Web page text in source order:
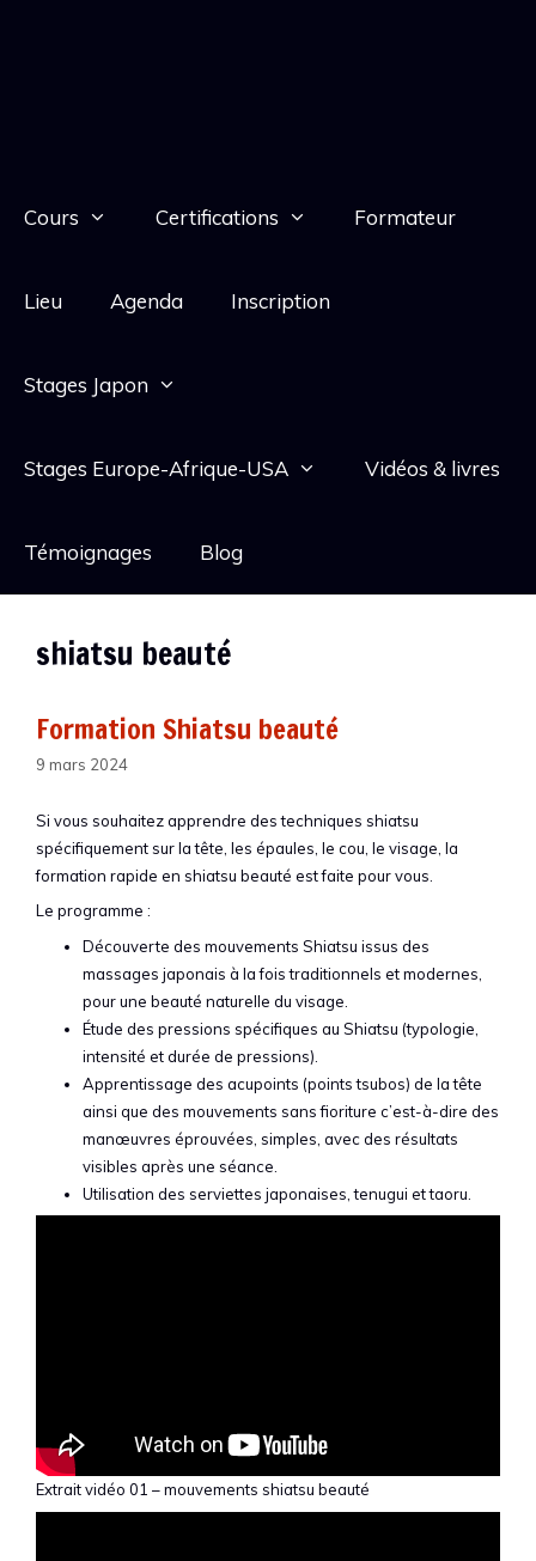
Cours Certifications Formateur
Lieu Agenda Inscription
Stages Japon
Stages Europe-Afrique-USA Vidéos & livres
Témoignages Blog
shiatsu beauté
Formation Shiatsu beauté
9 mars 2024
Si vous souhaitez apprendre des techniques shiatsu
spécifiquement sur la tête, les épaules, le cou, le visage, la
formation rapide en shiatsu beauté est faite pour vous.
Le programme :
Découverte des mouvements Shiatsu issus des
massages japonais à la fois traditionnels et modernes,
pour une beauté naturelle du visage.
Étude des pressions spécifiques au Shiatsu (typologie,
intensité et durée de pressions).
Apprentissage des acupoints (points tsubos) de la tête
ainsi que des mouvements sans fioriture c’est-à-dire des
manœuvres éprouvées, simples, avec des résultats
visibles après une séance.
Utilisation des serviettes japonaises, tenugui et taoru.
Extrait vidéo 01 – mouvements shiatsu beauté